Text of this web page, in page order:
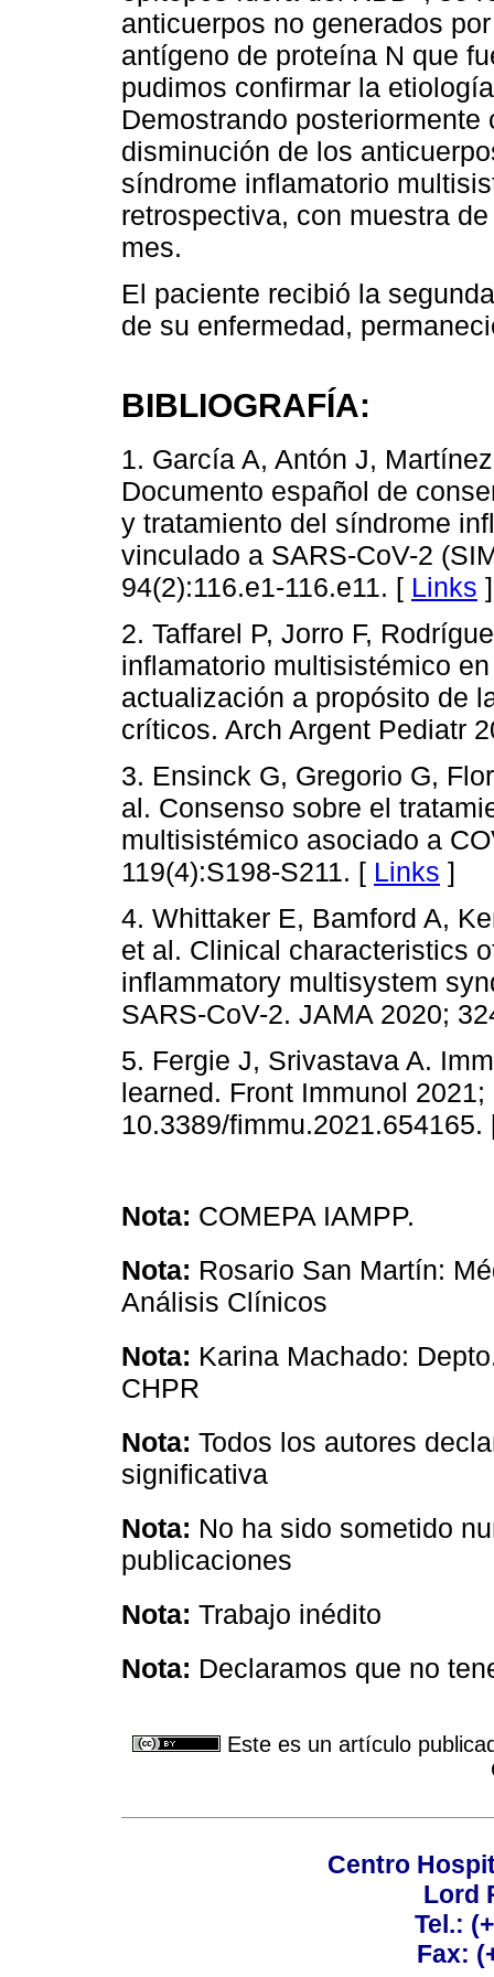
anticuerpos no generados
antígeno de proteína N que
pudimos confirmar la
Demostrando
disminución de los
síndrome inflamatorio
retrospectiva, con muestra
mes.
El paciente recibió la
de su enfermedad,
BIBLIOGRAFÍA:
1. García A, Antón J,
Documento español de
y tratamiento del síndrome
vinculado a SARS-CoV-2
94(2):116.e1-116.e11. [ Links ]
2. Taffarel P, Jorro F,
inflamatorio multisistémico
actualización a propósito de
críticos. Arch Argent Pediatr
3. Ensinck G, Gregorio G,
al. Consenso sobre el
multisistémico asociado a
119(4):S198-S211. [ Links ]
4. Whittaker E, Bamford A,
et al. Clinical characteristics
inflammatory multisystem
SARS-CoV-2. JAMA 2020;
5. Fergie J, Srivastava A.
learned. Front Immunol
10.3389/
Nota: COMEPA IAMPP.
Nota: Rosario San Martín:
Análisis Clínicos
Nota: Karina Machado:
CHPR
Nota: Todos los autores
significativa
Nota: No ha sido sometido
publicaciones
Nota: Trabajo inédito
Nota: Declaramos que no
Este es un artículo
Centro
Lord
Tel.:
Fax: